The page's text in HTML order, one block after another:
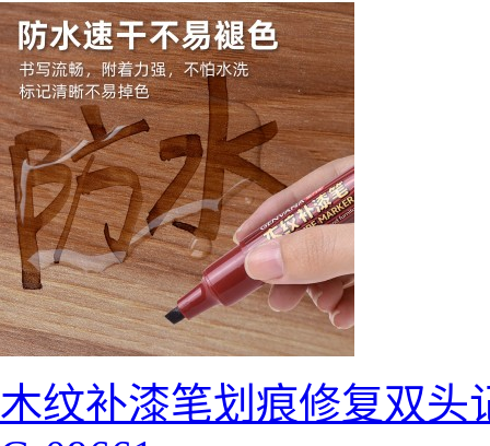
木纹补漆笔划痕修复双头